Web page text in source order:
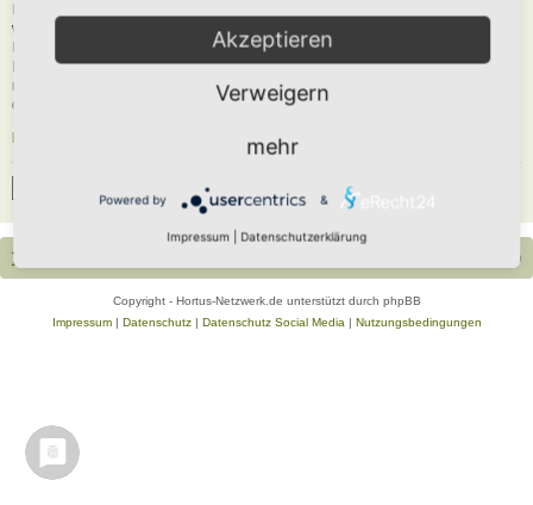
weitere Funktionen zuzugreifen. Die Board-Administration kann registrierten
Benutzern auch zusätzliche Berechtigungen zuweisen. Beachte bitte unsere
Nutzungsbedingungen und die verwandten Regelungen, bevor du dich
registrierst. Bitte beachte auch die jeweiligen Forenregeln, wenn du dich in
diesem Board bewegst.
Datenschutzerklärung
UTC+02:00
Copyright - Hortus-Netzwerk.de unterstützt durch phpBB
Impressum| Datenschutz| Datenschutz Social Media Nutzungsbedingungen
Akzeptieren
Verweigern
mehr
Powered by &
Impressum Datenschutzerklärung